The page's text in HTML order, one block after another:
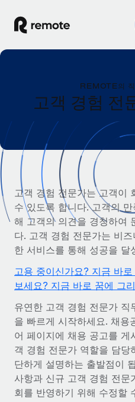
글로벌 고용
글로벌 급여
규정을 준수하며 급여 지급을
기록상 고용주(EOR)
법인 설립 비용 없이 전 세계
기록상 계약자
전 세계에서 규정을 준수하
계약자 관리
전 세계 계약자의 온보딩 및
복잡한 고용 업무를 아웃소싱
인프라
Remote 통합
HR을 워크플로에 매끄럽게
글로벌 서비스 제공
국가별 정보
국가별 글로벌 채용 지원 알아
미국 주별 정보
미국 모든 주 전역에서 채용
Remote와 다른 솔루션
스타트업
성장하는 기업을 위한 민첩
중견기업
맞춤형 HR 솔루션으로 팀 확장
엔터프라이즈
리소스
도구 및 계산기
오분류 리스크 평가 도구
국가별 직원 오분류 리스크
직원 비용 계산기
국가별 총 인건비 계산
계약자 지급 계산기
글로벌 계약직을 위한 통화
REMOTE와 함께 배우기
리서치 및 가이드
사례 연구
HR 용어집
한국어
Nederlands
Français
Deutsch
Español
로
REMOTE의 직
고객 경험 전
고객 경험 전문가는 고객이
수 있도록 합니다. 고객의
해 고객의 의견을 경청하여
다. 고객 경험 전문가는 비
한 서비스를 통해 성공을 달
고용 중이신가요? 지금 바
보세요? 지금 바로 꿈에 그
유연한 고객 경험 전문가 직
을 빠르게 시작하세요. 채용
어 페이지에 채용 공고를 게
객 경험 전문가 역할을 담
단하게 설명하는 출발점이
사항과 신규 고객 경험 전문
회를 반영하기 위해 수정할